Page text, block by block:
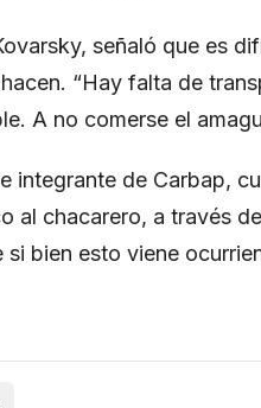
señaló que es
“Hay falta de
A no comerse el
integrante de Carbap,
al chacarero, a través
bien esto viene